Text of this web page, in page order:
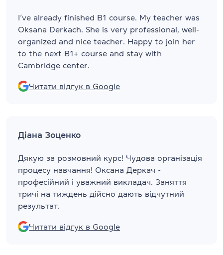
I’ve already finished B1 course. My teacher was
Oksana Derkach. She is very professional, well-
organized and nice teacher. Happy to join her
to the next B1+ course and stay with
Cambridge center.
Читати відгук в Google
Діана Зоценко
Дякую за розмовний курс! Чудова організація
процесу навчання! Оксана Деркач -
професійний і уважний викладач. Заняття
тричі на тиждень дійсно дають відчутний
результат.
Читати відгук в Google